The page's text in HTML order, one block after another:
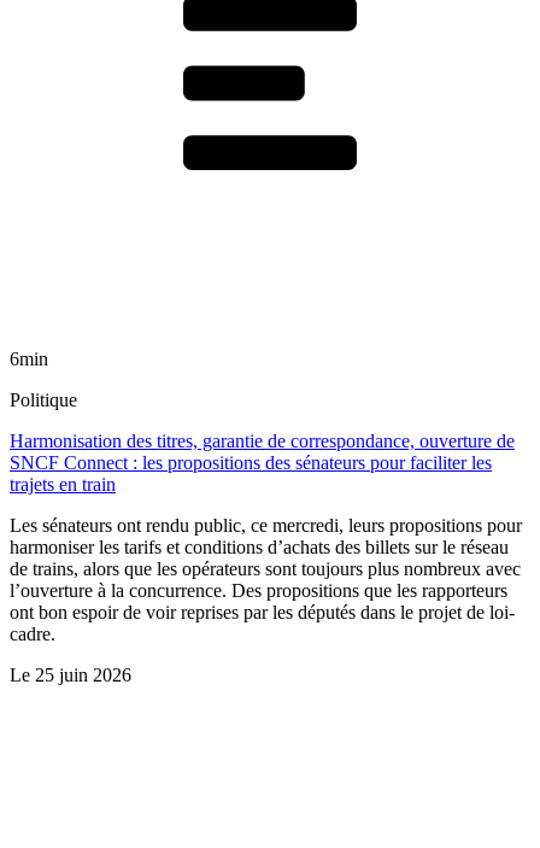
6min
Politique
Harmonisation des titres, garantie de correspondance, ouverture de
SNCF Connect : les propositions des sénateurs pour faciliter les
trajets en train
Les sénateurs ont rendu public, ce mercredi, leurs propositions pour
harmoniser les tarifs et conditions d’achats des billets sur le réseau
de trains, alors que les opérateurs sont toujours plus nombreux avec
l’ouverture à la concurrence. Des propositions que les rapporteurs
ont bon espoir de voir reprises par les députés dans le projet de loi-
cadre.
Le 25 juin 2026